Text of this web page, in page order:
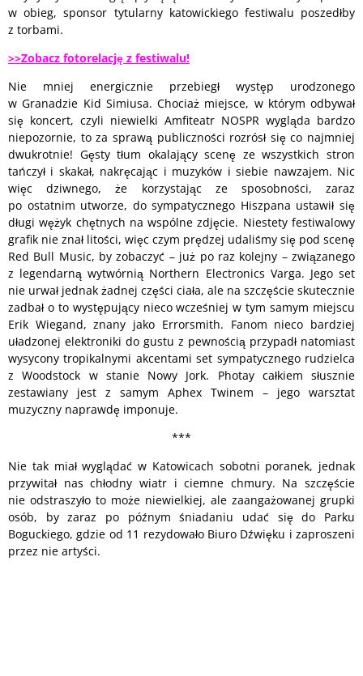
w obieg, sponsor tytularny katowickiego festiwalu poszedłby
z torbami.
>>Zobacz fotorelację z festiwalu!
Nie mniej energicznie przebiegł występ urodzonego
w Granadzie Kid Simiusa. Chociaż miejsce, w którym odbywał
się koncert, czyli niewielki Amfiteatr NOSPR wygląda bardzo
niepozornie, to za sprawą publiczności rozrósł się co najmniej
dwukrotnie! Gęsty tłum okalający scenę ze wszystkich stron
tańczył i skakał, nakręcając i muzyków i siebie nawzajem. Nic
więc dziwnego, że korzystając ze sposobności, zaraz
po ostatnim utworze, do sympatycznego Hiszpana ustawił się
długi wężyk chętnych na wspólne zdjęcie. Niestety festiwalowy
grafik nie znał litości, więc czym prędzej udaliśmy się pod scenę
Red Bull Music, by zobaczyć – już po raz kolejny – związanego
z legendarną wytwórnią Northern Electronics Varga. Jego set
nie urwał jednak żadnej części ciała, ale na szczęście skutecznie
zadbał o to występujący nieco wcześniej w tym samym miejscu
Erik Wiegand, znany jako Errorsmith. Fanom nieco bardziej
uładzonej elektroniki do gustu z pewnością przypadł natomiast
wysycony tropikalnymi akcentami set sympatycznego rudzielca
z Woodstock w stanie Nowy Jork. Photay całkiem słusznie
zestawiany jest z samym Aphex Twinem – jego warsztat
muzyczny naprawdę imponuje.
***
Nie tak miał wyglądać w Katowicach sobotni poranek, jednak
przywitał nas chłodny wiatr i ciemne chmury. Na szczęście
nie odstraszyło to może niewielkiej, ale zaangażowanej grupki
osób, by zaraz po późnym śniadaniu udać się do Parku
Boguckiego, gdzie od 11 rezydowało Biuro Dźwięku i zaproszeni
przez nie artyści.